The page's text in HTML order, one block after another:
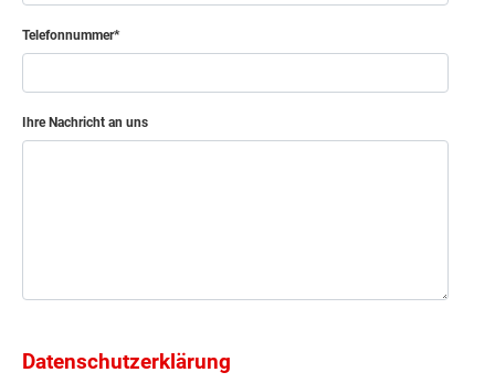
Telefonnummer
Ihre Nachricht an uns
Datenschutzerklärung